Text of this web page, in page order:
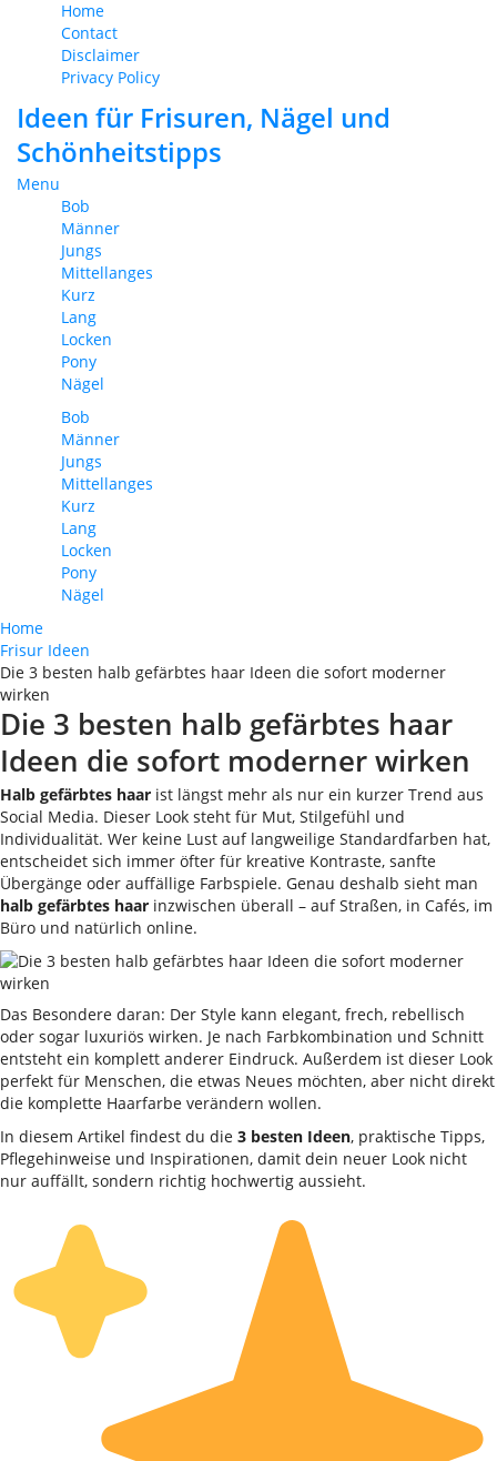
Home
Contact
Disclaimer
Privacy Policy
Ideen für Frisuren, Nägel und
Schönheitstipps
Menu
Bob
Männer
Jungs
Mittellanges
Kurz
Lang
Locken
Pony
Nägel
Bob
Männer
Jungs
Mittellanges
Kurz
Lang
Locken
Pony
Nägel
Home
Frisur Ideen
Die 3 besten halb gefärbtes haar Ideen die sofort moderner
wirken
Die 3 besten halb gefärbtes haar
Ideen die sofort moderner wirken
Halb gefärbtes haar ist längst mehr als nur ein kurzer Trend aus
Social Media. Dieser Look steht für Mut, Stilgefühl und
Individualität. Wer keine Lust auf langweilige Standardfarben hat,
entscheidet sich immer öfter für kreative Kontraste, sanfte
Übergänge oder auffällige Farbspiele. Genau deshalb sieht man
halb gefärbtes haar inzwischen überall – auf Straßen, in Cafés, im
Büro und natürlich online.
Das Besondere daran: Der Style kann elegant, frech, rebellisch
oder sogar luxuriös wirken. Je nach Farbkombination und Schnitt
entsteht ein komplett anderer Eindruck. Außerdem ist dieser Look
perfekt für Menschen, die etwas Neues möchten, aber nicht direkt
die komplette Haarfarbe verändern wollen.
In diesem Artikel findest du die 3 besten Ideen, praktische Tipps,
Pflegehinweise und Inspirationen, damit dein neuer Look nicht
nur auffällt, sondern richtig hochwertig aussieht.